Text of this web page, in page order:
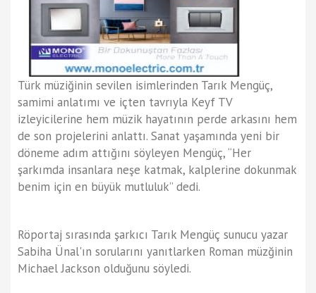
Türk müziğinin sevilen isimlerinden Tarık Mengüç,
samimi anlatımı ve içten tavrıyla Keyf TV
izleyicilerine hem müzik hayatının perde arkasını hem
de son projelerini anlattı. Sanat yaşamında yeni bir
döneme adım attığını söyleyen Mengüç, “Her
şarkımda insanlara neşe katmak, kalplerine dokunmak
benim için en büyük mutluluk” dedi.
Röportaj sırasında şarkıcı Tarık Mengüç sunucu yazar
Sabiha Ünal'ın sorularını yanıtlarken Roman müzğinin
Michael Jackson olduğunu söyledi.